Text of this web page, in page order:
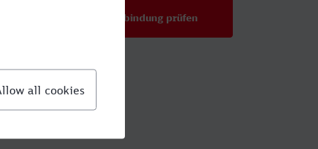
Verbindung prüfen